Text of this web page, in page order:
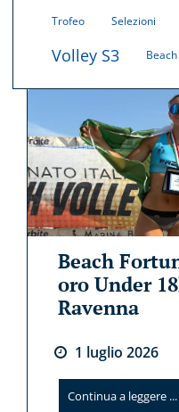
Trofeo Selezioni
Volley S3 Beach
Beach
oro Under
Ravenna
1 luglio 2026
Continua a leggere ...